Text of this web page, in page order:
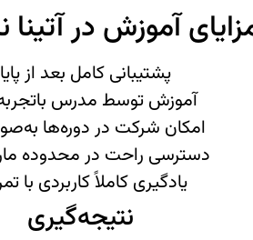
آموزش در
پشتیبانی کامل بعد از
آموزش توسط مدرس
امکان شرکت در دوره‌ها
دسترسی راحت در محدوده
یادگیری کاملاً کاربردی با
نتیجه‌گیری